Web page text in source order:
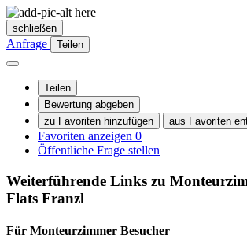
schließen
Anfrage Teilen
Teilen
Bewertung abgeben
zu Favoriten hinzufügen
aus Favoriten
Favoriten anzeigen 0
Öffentliche Frage stellen
Weiterführende Links zu
Flats Franzl
Für Monteurzimmer Besucher